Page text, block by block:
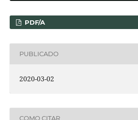
PDF/A
PUBLICADO
2020-03-02
COMO CITAR